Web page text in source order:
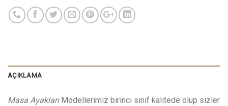
AÇIKLAMA
Masa Ayakları Modellerimiz birinci sınıf kalitede olup sizler